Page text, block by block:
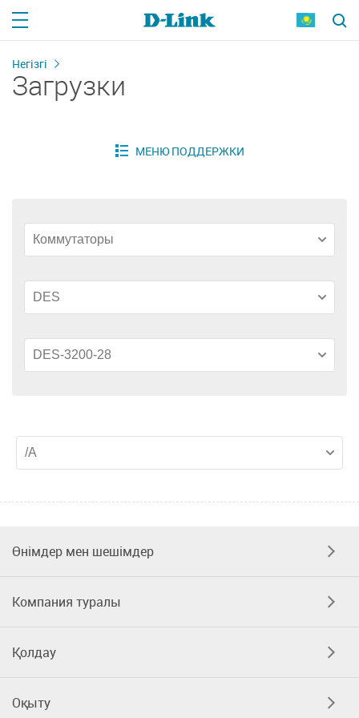
Негізгі
Загрузки
Өнімдер мен шешімдер
Компания туралы
Қолдау
Оқыту